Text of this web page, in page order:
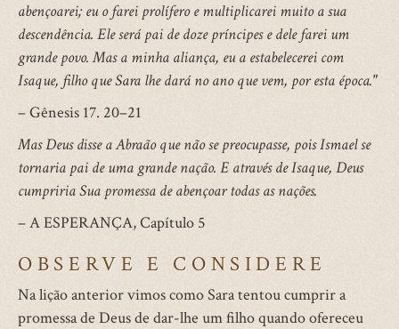
abençoarei; eu o farei prolífero e multiplicarei muito a sua
descendência. Ele será pai de doze príncipes e dele farei um
grande povo. Mas a minha aliança, eu a estabelecerei com
Isaque, filho que Sara lhe dará no ano que vem, por esta época."
– Gênesis 17. 20–21
Mas Deus disse a Abraão que não se preocupasse, pois Ismael se
tornaria pai de uma grande nação. E através de Isaque, Deus
cumpriria Sua promessa de abençoar todas as nações.
– A ESPERANÇA, Capítulo 5
OBSERVE E CONSIDERE
Na lição anterior vimos como Sara tentou cumprir a
promessa de Deus de dar-lhe um filho quando ofereceu